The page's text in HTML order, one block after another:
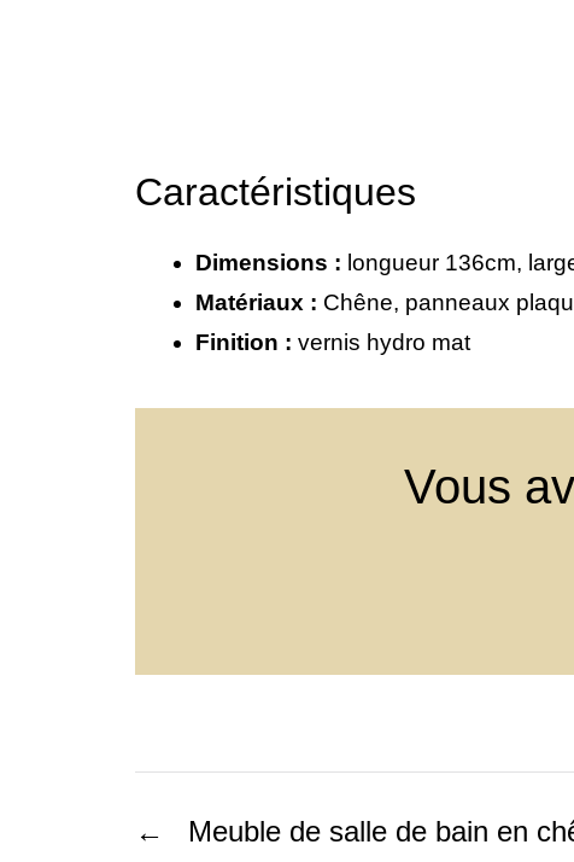
Caractéristiques
Dimensions : longueur 136cm,
Matériaux : Chêne, panneaux
Finition : vernis hydro mat
Vous
← Meuble de salle de bain en